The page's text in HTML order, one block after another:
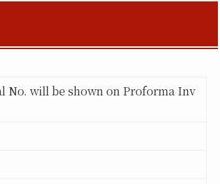
No. will be shown on Proforma Inv